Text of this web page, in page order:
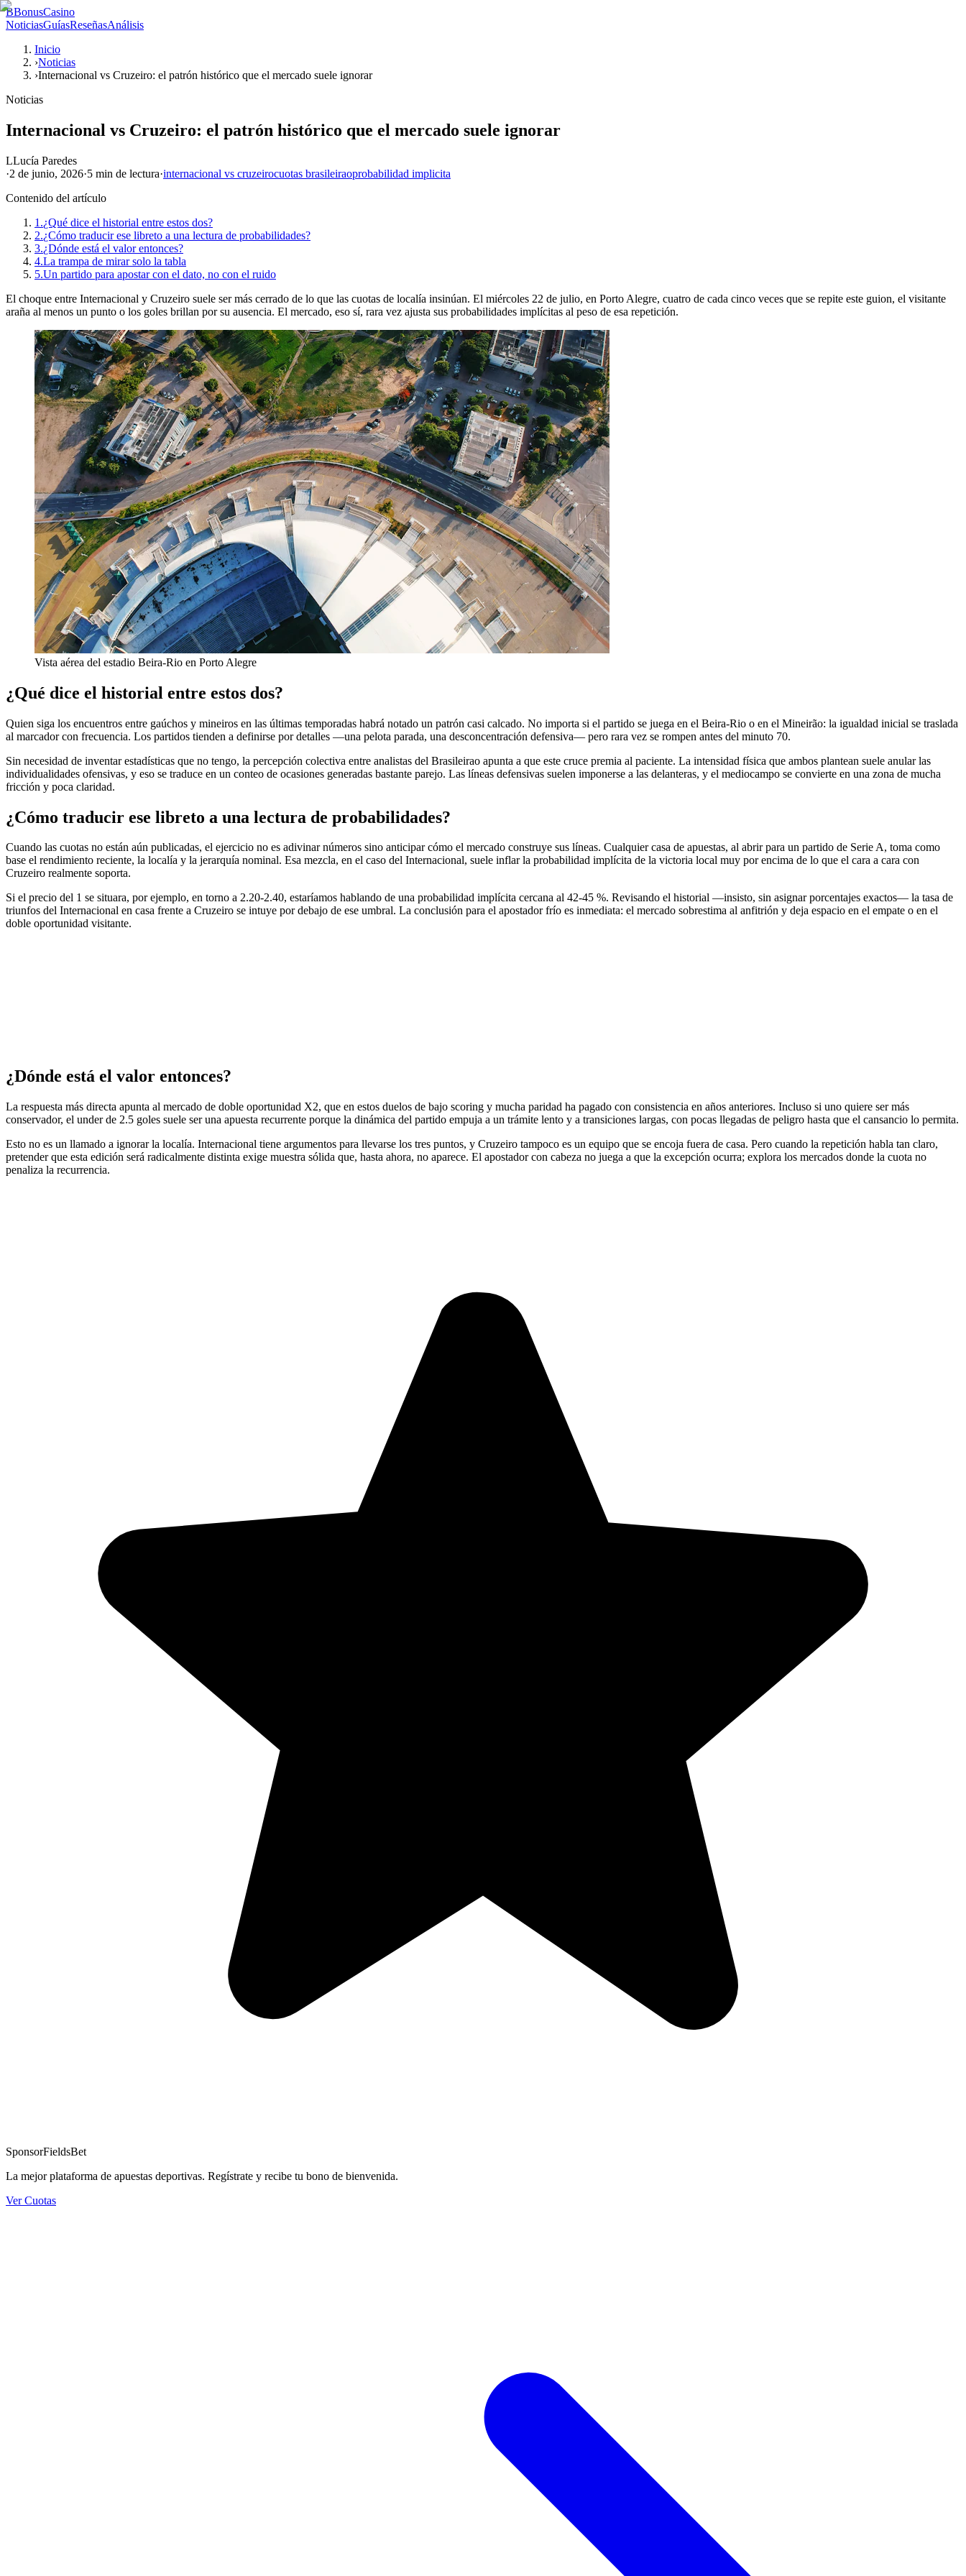
BBonusCasino
NoticiasGuíasReseñasAnálisis
Inicio
›Noticias
›Internacional vs Cruzeiro: el patrón histórico que el mercado suele ignorar
Noticias
Internacional vs Cruzeiro: el patrón histórico que el mercado suele ignorar
LLucía Paredes
·2 de junio, 2026·5 min de lectura·internacional vs cruzeirocuotas brasileiraoprobabilidad implicita
Contenido del artículo
1.¿Qué dice el historial entre estos dos?
2.¿Cómo traducir ese libreto a una lectura de probabilidades?
3.¿Dónde está el valor entonces?
4.La trampa de mirar solo la tabla
5.Un partido para apostar con el dato, no con el ruido
El choque entre Internacional y Cruzeiro suele ser más cerrado de lo que las cuotas de localía insinúan. El miércoles 22 de julio, en Porto Alegre, cuatro de cada cinco veces que se repite este guion, el visitante
araña al menos un punto o los goles brillan por su ausencia. El mercado, eso sí, rara vez ajusta sus probabilidades implícitas al peso de esa repetición.
Vista aérea del estadio Beira-Rio en Porto Alegre
¿Qué dice el historial entre estos dos?
Quien siga los encuentros entre gaúchos y mineiros en las últimas temporadas habrá notado un patrón casi calcado. No importa si el partido se juega en el Beira-Rio o en el Mineirão: la igualdad inicial se traslada
al marcador con frecuencia. Los partidos tienden a definirse por detalles —una pelota parada, una desconcentración defensiva— pero rara vez se rompen antes del minuto 70.
Sin necesidad de inventar estadísticas que no tengo, la percepción colectiva entre analistas del Brasileirao apunta a que este cruce premia al paciente. La intensidad física que ambos plantean suele anular las
individualidades ofensivas, y eso se traduce en un conteo de ocasiones generadas bastante parejo. Las líneas defensivas suelen imponerse a las delanteras, y el mediocampo se convierte en una zona de mucha
fricción y poca claridad.
¿Cómo traducir ese libreto a una lectura de probabilidades?
Cuando las cuotas no están aún publicadas, el ejercicio no es adivinar números sino anticipar cómo el mercado construye sus líneas. Cualquier casa de apuestas, al abrir para un partido de Serie A, toma como
base el rendimiento reciente, la localía y la jerarquía nominal. Esa mezcla, en el caso del Internacional, suele inflar la probabilidad implícita de la victoria local muy por encima de lo que el cara a cara con
Cruzeiro realmente soporta.
Si el precio del 1 se situara, por ejemplo, en torno a 2.20-2.40, estaríamos hablando de una probabilidad implícita cercana al 42-45 %. Revisando el historial —insisto, sin asignar porcentajes exactos— la tasa de
triunfos del Internacional en casa frente a Cruzeiro se intuye por debajo de ese umbral. La conclusión para el apostador frío es inmediata: el mercado sobrestima al anfitrión y deja espacio en el empate o en el
doble oportunidad visitante.
¿Dónde está el valor entonces?
La respuesta más directa apunta al mercado de doble oportunidad X2, que en estos duelos de bajo scoring y mucha paridad ha pagado con consistencia en años anteriores. Incluso si uno quiere ser más
conservador, el under de 2.5 goles suele ser una apuesta recurrente porque la dinámica del partido empuja a un trámite lento y a transiciones largas, con pocas llegadas de peligro hasta que el cansancio lo permita.
Esto no es un llamado a ignorar la localía. Internacional tiene argumentos para llevarse los tres puntos, y Cruzeiro tampoco es un equipo que se encoja fuera de casa. Pero cuando la repetición habla tan claro,
pretender que esta edición será radicalmente distinta exige muestra sólida que, hasta ahora, no aparece. El apostador con cabeza no juega a que la excepción ocurra; explora los mercados donde la cuota no
penaliza la recurrencia.
SponsorFieldsBet
La mejor plataforma de apuestas deportivas. Regístrate y recibe tu bono de bienvenida.
Ver Cuotas